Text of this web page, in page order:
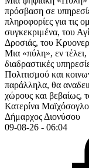
πρόσβαση σε
πληροφορίες για τις
συγκεκριμένα, του
Δροσιάς, του
Μια «πύλη», εν
διαδραστικές
Πολιτισμού και
παράλληλα, θα
χώρους και βεβαίως,
Κατερίνα
Δήμαρχος Διονύσου
09-08-26 - 06:04